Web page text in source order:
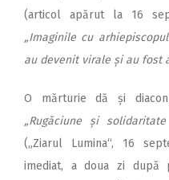
(articol apărut la 16
„Imaginile cu
au devenit virale și au fost
O mărturie dă și
„Rugăciune și
(„Ziarul Lumina“, 16
imediat, a doua zi după